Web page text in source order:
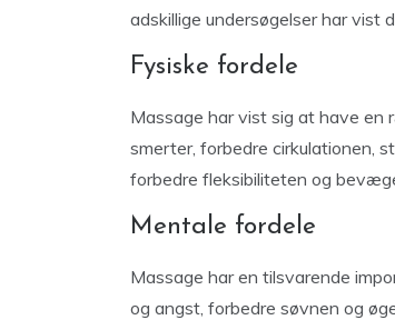
adskillige undersøgelser har vist
Fysiske fordele
Massage har vist sig at have en
smerter, forbedre cirkulationen,
forbedre fleksibiliteten og
Mentale fordele
Massage har en tilsvarende
og angst, forbedre søvnen og